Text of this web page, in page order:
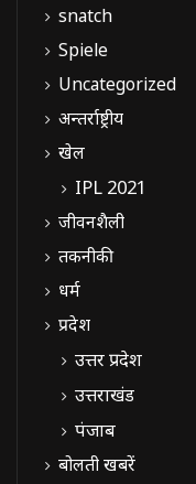
snatch
Spiele
Uncategorized
अन्तर्राष्ट्रीय
खेल
IPL 2021
जीवनशैली
तकनीकी
धर्म
प्रदेश
उत्तर प्रदेश
उत्तराखंड
पंजाब
बोलती खबरें